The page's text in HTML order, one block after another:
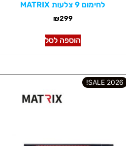
לחימום 9 צלעות MATRIX
₪299
הוספה לסל
2026 SALE!